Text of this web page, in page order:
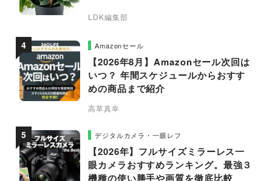
LDK編集部
Amazonセール
【2026年8月】Amazonセール次回は
いつ？ 年間スケジュールからおすす
めの商品まで紹介
高草真幸
デジタルカメラ・一眼レフ
【2026年】フルサイズミラーレス一
眼カメラおすすめランキング。最強３
機種の使い勝手や画質を徹底比較